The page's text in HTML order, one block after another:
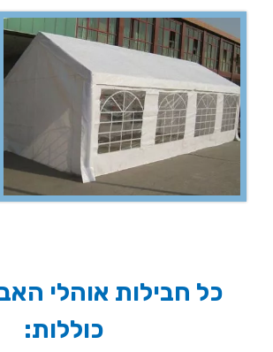
כל חבילות אוהלי
כוללות: